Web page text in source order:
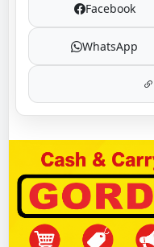
Facebook
WhatsApp